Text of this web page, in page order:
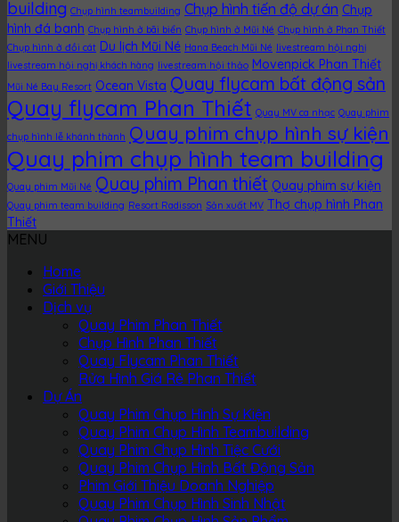
building Chụp hình teambuilding Chụp hình tiến độ dự án Chụp
hình đá banh Chụp hình ở bãi biển Chụp hình ở Mũi Né Chụp hình ở Phan Thiết
Chụp hình ở đồi cát Du lịch Mũi Né Hana Beach Mũi Né livestream hội nghị
livestream hội nghị khách hàng livestream hội thảo Movenpick Phan Thiết
Mũi Né Bay Resort Ocean Vista Quay flycam bất động sản
Quay flycam Phan Thiết Quay MV ca nhạc Quay phim
chụp hình lễ khánh thành Quay phim chụp hình sự kiện
Quay phim chụp hình team building
Quay phim Mũi Né Quay phim Phan thiết Quay phim sự kiện
Quay phim team building Resort Radisson Sản xuất MV Thợ chụp hình Phan
Thiết
MENU
Home
Giới Thiệu
Dịch vụ
Quay Phim Phan Thiết
Chụp Hình Phan Thiết
Quay Flycam Phan Thiết
Rửa Hình Giá Rẻ Phan Thiết
Dự Án
Quay Phim Chụp Hình Sự Kiện
Quay Phim Chụp Hình Teambuilding
Quay Phim Chụp Hình Tiệc Cưới
Quay Phim Chụp Hình Bất Động Sản
Phim Giới Thiệu Doanh Nghiệp
Quay Phim Chụp Hình Sinh Nhật